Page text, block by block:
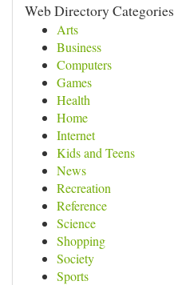
Web Directory Categories
Arts
Business
Computers
Games
Health
Home
Internet
Kids and Teens
News
Recreation
Reference
Science
Shopping
Society
Sports